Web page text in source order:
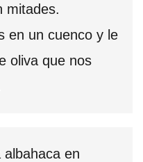
mitades.
en un cuenco y le
oliva que nos
en